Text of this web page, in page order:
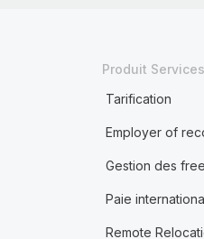
Produit Services
Tarification
Employer of
Gestion des
Paie
Remote